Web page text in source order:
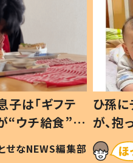
子は「ギフテ
“ウチ給食”を
は #令和の親
せなNEWS編集部
ひ孫
が、
「涙が
い」